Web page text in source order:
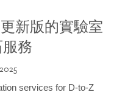
更新版的實驗室
務
services for D-to-Z